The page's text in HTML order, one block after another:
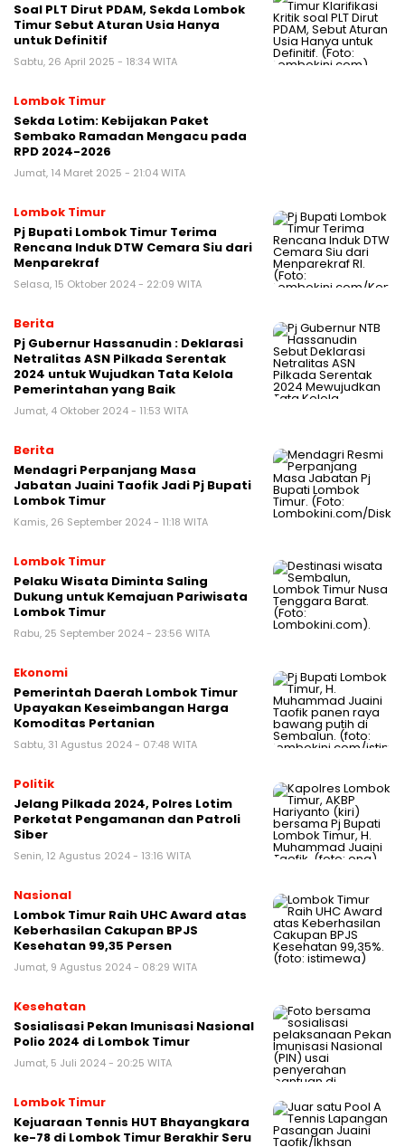
Soal PLT Dirut PDAM, Sekda Lombok
Timur Sebut Aturan Usia Hanya
untuk Definitif
Sabtu, 26 April 2025 - 18:34 WITA
Lombok Timur
Sekda Lotim: Kebijakan Paket
Sembako Ramadan Mengacu pada
RPD 2024-2026
Jumat, 14 Maret 2025 - 21:04 WITA
Lombok Timur
Pj Bupati Lombok Timur Terima
Rencana Induk DTW Cemara Siu dari
Menparekraf
Selasa, 15 Oktober 2024 - 22:09 WITA
Berita
Pj Gubernur Hassanudin : Deklarasi
Netralitas ASN Pilkada Serentak
2024 untuk Wujudkan Tata Kelola
Pemerintahan yang Baik
Jumat, 4 Oktober 2024 - 11:53 WITA
Berita
Mendagri Perpanjang Masa
Jabatan Juaini Taofik Jadi Pj Bupati
Lombok Timur
Kamis, 26 September 2024 - 11:18 WITA
Lombok Timur
Pelaku Wisata Diminta Saling
Dukung untuk Kemajuan Pariwisata
Lombok Timur
Rabu, 25 September 2024 - 23:56 WITA
Ekonomi
Pemerintah Daerah Lombok Timur
Upayakan Keseimbangan Harga
Komoditas Pertanian
Sabtu, 31 Agustus 2024 - 07:48 WITA
Politik
Jelang Pilkada 2024, Polres Lotim
Perketat Pengamanan dan Patroli
Siber
Senin, 12 Agustus 2024 - 13:16 WITA
Nasional
Lombok Timur Raih UHC Award atas
Keberhasilan Cakupan BPJS
Kesehatan 99,35 Persen
Jumat, 9 Agustus 2024 - 08:29 WITA
Kesehatan
Sosialisasi Pekan Imunisasi Nasional
Polio 2024 di Lombok Timur
Jumat, 5 Juli 2024 - 20:25 WITA
Lombok Timur
Kejuaraan Tennis HUT Bhayangkara
ke-78 di Lombok Timur Berakhir Seru